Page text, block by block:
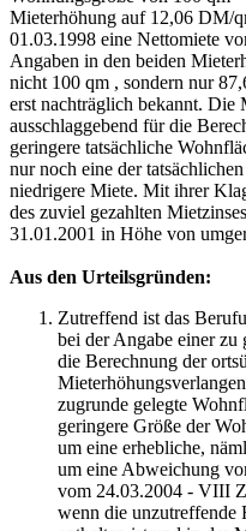
Mieterhöhung auf 12,06 DM/
01.03.1998 eine Nettomiete
Angaben in den beiden
nicht 100 qm , sondern nur
erst nachträglich bekannt. Die
ausschlaggebend für die
geringere tatsächliche
nur noch eine der
niedrigere Miete. Mit ihrer
des zuviel gezahlten
31.01.2001 in Höhe von
Aus den Urteilsgründen:
Zutreffend ist das
bei der Angabe einer
die Berechnung der
zugrunde gelegte
geringere Größe der
um eine erhebliche,
um eine Abweichung
vom 24.03.2004 - VIII
wenn die unzutreffende